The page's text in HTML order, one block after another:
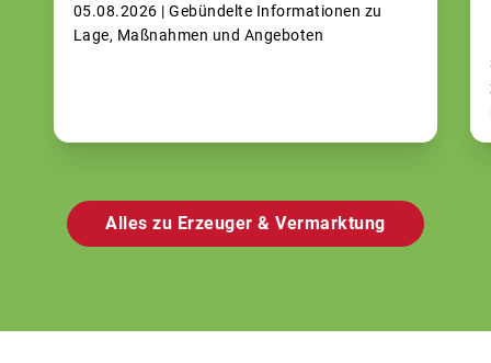
05.08.2026 | Gebündelte Informationen zu
Lage, Maßnahmen und Angeboten
Alles zu Erzeuger & Vermarktung